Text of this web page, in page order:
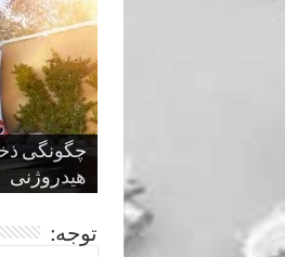
چگونگی
هیدروژنی
عضلانی
چرا نمک
پنج
خودروسازی
از صفر
سوم
توجه: